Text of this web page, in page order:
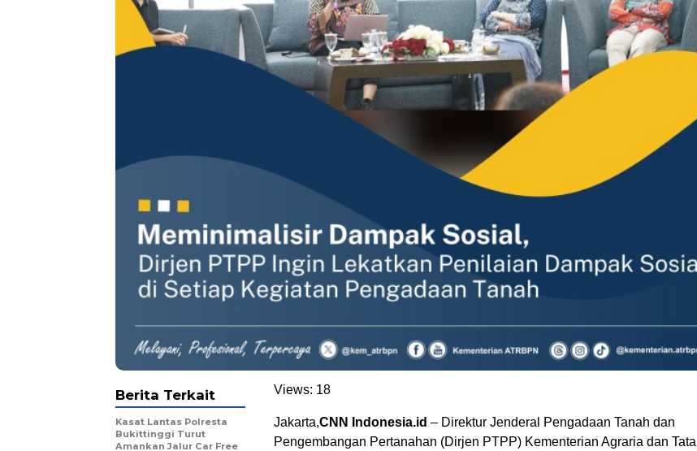
Views: 18
Jakarta,CNN Indonesia.id – Direktur Jenderal Pengadaan Tanah dan
Pengembangan Pertanahan (Dirjen PTPP) Kementerian Agraria dan Tata
Berita Terkait
Kasat Lantas Polresta
Bukittinggi Turut
Amankan Jalur Car Free